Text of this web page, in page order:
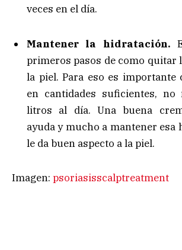
veces en el día.
Mantener la hidratación.
primeros pasos de como quitar
la piel. Para eso es importante
en cantidades suficientes, no
litros al día. Una buena
ayuda y mucho a mantener esa
le da buen aspecto a la piel.
Imagen: psoriasisscalptreatment